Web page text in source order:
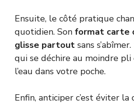
Ensuite, le côté pratique
quotidien. Son format carte
glisse partout sans
qui se déchire au moindre
l’eau dans votre poche.
Enfin, anticiper c’est éviter la